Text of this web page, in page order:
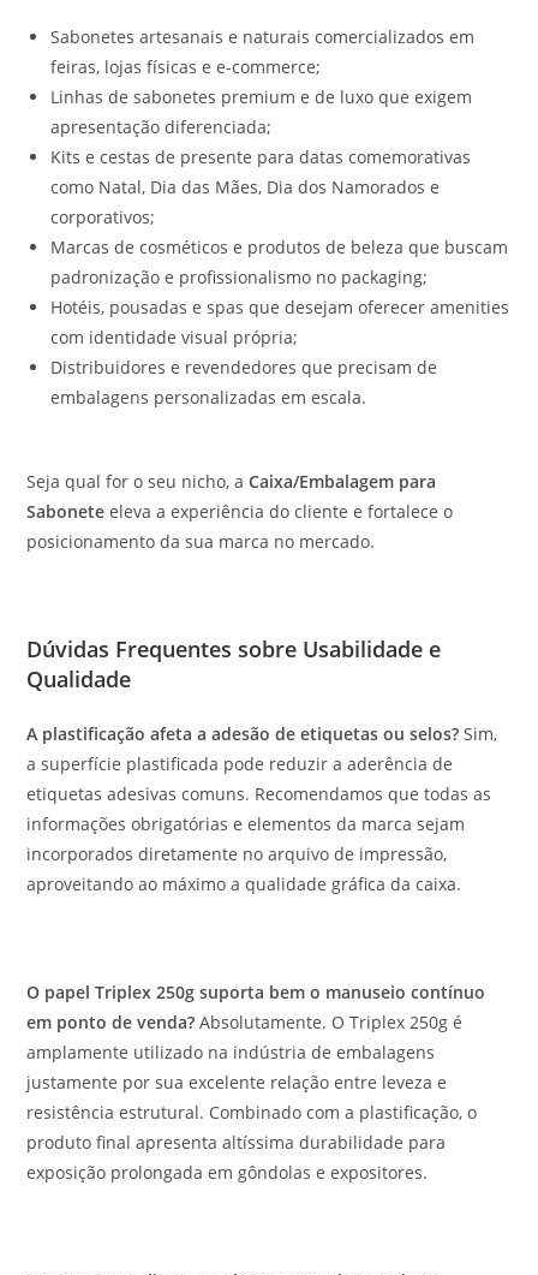
Sabonetes artesanais e naturais comercializados em
feiras, lojas físicas e e-commerce;
Linhas de sabonetes premium e de luxo que exigem
apresentação diferenciada;
Kits e cestas de presente para datas comemorativas
como Natal, Dia das Mães, Dia dos Namorados e
corporativos;
Marcas de cosméticos e produtos de beleza que buscam
padronização e profissionalismo no packaging;
Hotéis, pousadas e spas que desejam oferecer amenities
com identidade visual própria;
Distribuidores e revendedores que precisam de
embalagens personalizadas em escala.
Seja qual for o seu nicho, aCaixa/Embalagem para
Sabonete eleva a experiência do cliente e fortalece o
posicionamento da sua marca no mercado.
Dúvidas Frequentes sobre Usabilidade e
Qualidade
A plastificação afeta a adesão de etiquetas ou selos? Sim,
a superfície plastificada pode reduzir a aderência de
etiquetas adesivas comuns. Recomendamos que todas as
informações obrigatórias e elementos da marca sejam
incorporados diretamente no arquivo de impressão,
aproveitando ao máximo a qualidade gráfica da caixa.
O papel Triplex 250g suporta bem o manuseio contínuo
em ponto de venda? Absolutamente. O Triplex 250g é
amplamente utilizado na indústria de embalagens
justamente por sua excelente relação entre leveza e
resistência estrutural. Combinado com a plastificação, o
produto final apresenta altíssima durabilidade para
exposição prolongada em gôndolas e expositores.